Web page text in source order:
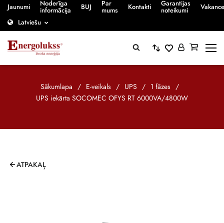
Jaunumi Noderīga
informācija BUJ Par
mums Kontakti Garantijas
noteikumi
Latviešu
Sākumlapa / E-veikals / UPS / 1 fāzes /
UPS iekārta SOCOMEC OFYS RT 6000VA/4800W
ATPAKAĻ